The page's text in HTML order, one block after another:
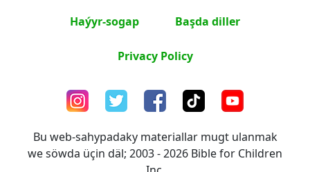
Haýyr-sogap Başda diller
Privacy Policy
Bu web-sahypadaky materiallar mugt ulanmak
we söwda üçin däl; 2003 - 2026 Bible for Children